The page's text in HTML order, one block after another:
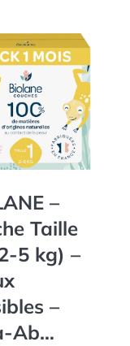
–
Taille
5 kg) –
–
Ab…